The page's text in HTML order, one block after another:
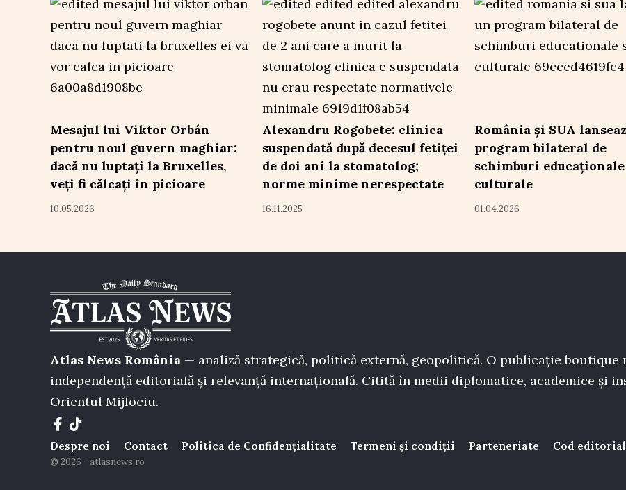
Mesajul lui Viktor Orbán
pentru noul guvern maghiar:
dacă nu luptați la Bruxelles,
veți fi călcați în picioare
10.05.2026
Alexandru Rogobete: clinica
suspendată după decesul fetiței
de doi ani la stomatolog;
norme minime nerespectate
16.11.2025
România și SUA
program bilateral de
schimburi
culturale
01.04.2026
Atlas News România — analiză strategică, politică externă, geopolitică. O publicație boutique
independență editorială și relevanță internațională. Citită în medii diplomatice, academice și
Orientul Mijlociu.
Despre noi Contact Politica de Confidențialitate Termeni și condiții Parteneriate Cod editorial
© 2026 - atlasnews.ro